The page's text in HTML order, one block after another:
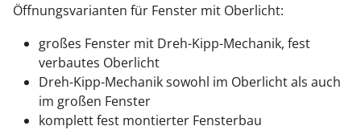
Öffnungsvarianten für Fenster mit Oberlicht:
großes Fenster mit Dreh-Kipp-Mechanik, fest
verbautes Oberlicht
Dreh-Kipp-Mechanik sowohl im Oberlicht als auch
im großen Fenster
komplett fest montierter Fensterbau